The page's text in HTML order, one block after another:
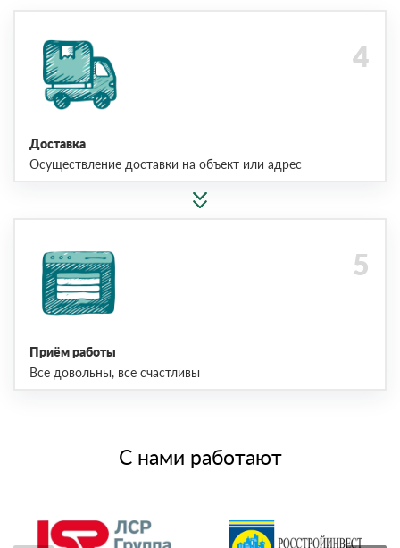
Доставка
Осуществление доставки на объект или адрес
Приём работы
Все довольны, все счастливы
С нами работают